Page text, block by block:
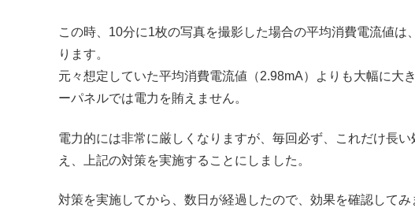
この時、10分に1枚の写真を撮影した場合の平均消費電流値は
ります。
元々想定していた平均消費電流値（2.98mA）よりも大幅に大
ーパネルでは電力を賄えません。
電力的には非常に厳しくなりますが、毎回必ず、これだけ長
え、上記の対策を実施することにしました。
対策を実施してから、数日が経過したので、効果を確認してみ